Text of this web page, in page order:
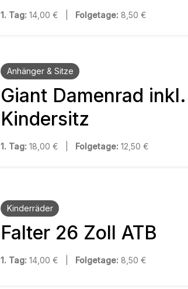
1. Tag: 14,00 € | Folgetage: 8,50 €
Anhänger & Sitze
Giant Damenrad inkl.
Kindersitz
1. Tag: 18,00 € | Folgetage: 12,50 €
Kinderräder
Falter 26 Zoll ATB
1. Tag: 14,00 € | Folgetage: 8,50 €